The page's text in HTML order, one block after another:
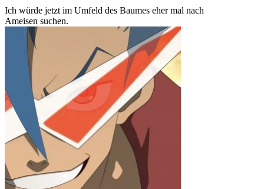
Ich würde jetzt im Umfeld des Baumes eher mal nach
Ameisen suchen.